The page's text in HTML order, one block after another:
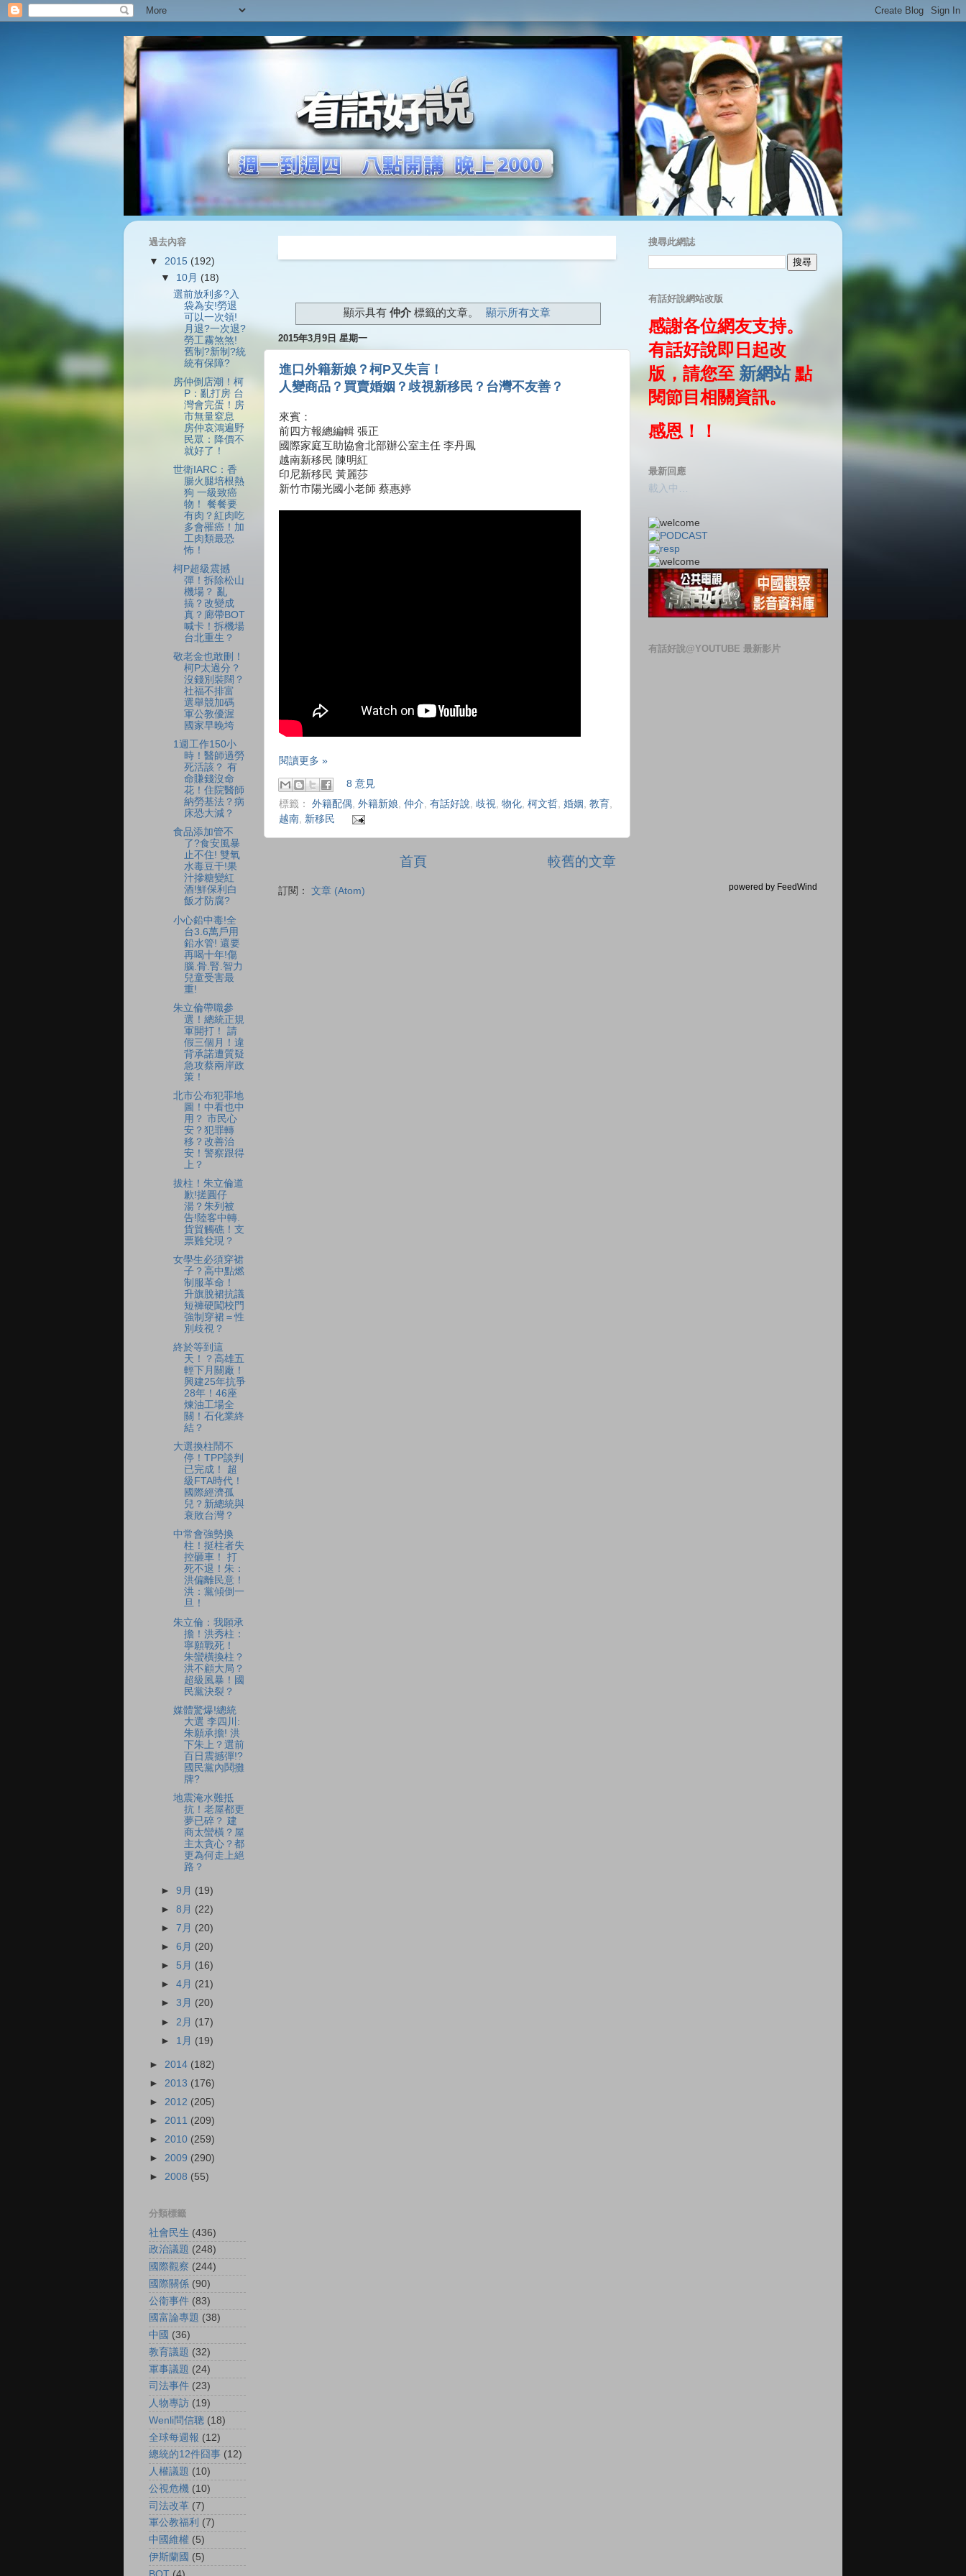
顯示具有仲介 標籤的文章。 顯示所有文章
2015年3月9日 星期一
進口外籍新娘？柯P又失言！
人變商品？買賣婚姻？歧視新移民？台灣不友善？
來賓：
前四方報總編輯 張正
國際家庭互助協會北部辦公室主任 李丹鳳
越南新移民 陳明紅
印尼新移民 黃麗莎
新竹市陽光國小老師 蔡惠婷
閱讀更多 »
8 意見
標籤： 外籍配偶 外籍新娘 仲介 有話好說 歧視 物化 柯文哲 婚姻 教育
越南 新移民
較舊的文章
首頁
訂閱： 文章 (Atom)
過去內容
▼ 2015 (192)
▼ 10月 (18)
選前放利多?入
袋為安!勞退
可以一次領!
月退?一次退?
勞工霧煞煞!
舊制?新制?統
統有保障?
房仲倒店潮！柯
P：亂打房 台
灣會完蛋！房
市無量窒息
房仲哀鴻遍野
民眾：降價不
就好了！
世衛IARC：香
腸火腿培根熱
狗 一級致癌
物！ 餐餐要
有肉？紅肉吃
多會罹癌！加
工肉類最恐
怖！
柯P超級震撼
彈！拆除松山
機場？ 亂
搞？改變成
真？廊帶BOT
喊卡！拆機場
台北重生？
敬老金也敢刪！
柯P太過分？
沒錢別裝闊？
社福不排富
選舉競加碼
軍公教優渥
國家早晚垮
1週工作150小
時！醫師過勞
死活該？ 有
命賺錢沒命
花！住院醫師
納勞基法？病
床恐大減？
食品添加管不
了?食安風暴
止不住! 雙氧
水毒豆干!果
汁摻糖變紅
酒!鮮保利白
飯才防腐?
小心鉛中毒!全
台3.6萬戶用
鉛水管! 還要
再喝十年!傷
腦.骨.腎.智力
兒童受害最
重!
朱立倫帶職參
選！總統正規
軍開打！ 請
假三個月！違
背承諾遭質疑
急攻蔡兩岸政
策！
北市公布犯罪地
圖！中看也中
用？ 市民心
安？犯罪轉
移？改善治
安！警察跟得
上？
拔柱！朱立倫道
歉!搓圓仔
湯？朱列被
告!陸客中轉.
貨貿觸礁！支
票難兌現？
女學生必須穿裙
子？高中點燃
制服革命！
升旗脫裙抗議
短褲硬闖校門
強制穿裙＝性
別歧視？
終於等到這
天！？高雄五
輕下月關廠！
興建25年抗爭
28年！46座
煉油工場全
關！石化業終
結？
大選換柱鬧不
停！TPP談判
已完成！ 超
級FTA時代！
國際經濟孤
兒？新總統與
衰敗台灣？
中常會強勢換
柱！挺柱者失
控砸車！ 打
死不退！朱：
洪偏離民意！
洪：黨傾倒一
旦！
朱立倫：我願承
擔！洪秀柱：
寧願戰死！
朱蠻橫換柱？
洪不顧大局？
超級風暴！國
民黨決裂？
媒體驚爆!總統
大選 李四川:
朱願承擔! 洪
下朱上？選前
百日震撼彈!?
國民黨內鬨攤
牌?
地震淹水難抵
抗！老屋都更
夢已碎？ 建
商太蠻橫？屋
主太貪心？都
更為何走上絕
路？
►9月 (19)
►8月 (22)
►7月 (20)
►6月 (20)
► 5月 (16)
►4月 (21)
►3月 (20)
► 2月 (17)
► 1月 (19)
► 2014 (182)
► 2013 (176)
► 2012 (205)
► 2011 (209)
► 2010 (259)
► 2009 (290)
► 2008 (55)
分類標籤
社會民生 (436)
政治議題 (248)
國際觀察 (244)
國際關係 (90)
公衛事件 (83)
國富論專題 (38)
中國 (36)
教育議題 (32)
軍事議題 (24)
司法事件 (23)
人物專訪 (19)
Wenli問信聰 (18)
全球每週報 (12)
總統的12件囧事 (12)
人權議題 (10)
公視危機 (10)
司法改革 (7)
軍公教福利 (7)
中國維權 (5)
伊斯蘭國 (5)
BOT (4)
搜尋此網誌
有話好說網站改版
感謝各位網友支持。
有話好說即日起改
版，請您至 新網站點
閱節目相關資訊。
感恩！！
最新回應
載入中…
有話好說@YOUTUBE 最新影片
powered by FeedWind